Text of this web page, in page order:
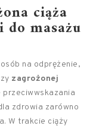
ciąża
do masażu
na odprężenie,
zagrożonej
przeciwwskazania
zdrowia zarówno
W trakcie ciąży